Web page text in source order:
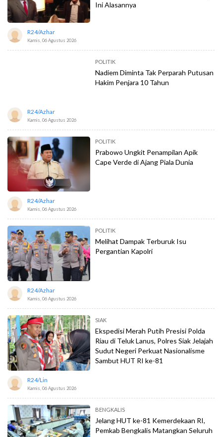
Ini Alasannya
R24/azhar
Kamis, 06 Agustus 2026
POLITIK
Nadiem Diminta Tak Perparah Putusan
Hakim Penjara 10 Tahun
R24/azhar
Kamis, 06 Agustus 2026
POLITIK
Prabowo Ungkit Penampilan Apik
Cape Verde di Ajang Piala Dunia
R24/azhar
Kamis, 06 Agustus 2026
POLITIK
Melihat Dampak Terburuk Isu
Pergantian Kapolri
R24/azhar
Kamis, 06 Agustus 2026
SIAK
Ekspedisi Merah Putih Presisi Polda
Riau di Teluk Lanus, Polres Siak Jelajah
Sudut Negeri Perkuat Nasionalisme
Sambut HUT RI ke-81
R24/lin
Kamis, 06 Agustus 2026
BENGKALIS
Jelang HUT ke-81 Kemerdekaan RI,
Pemkab Bengkalis Matangkan Seluruh